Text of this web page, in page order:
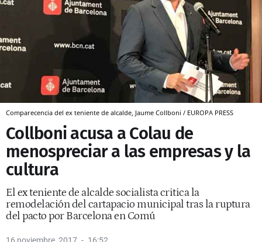
Comparecencia del ex teniente de alcalde, Jaume Collboni / EUROPA PRESS
Collboni acusa a Colau de
menospreciar a las empresas y la
cultura
El ex teniente de alcalde socialista critica la
remodelación del cartapacio municipal tras la ruptura
del pacto por Barcelona en Comú